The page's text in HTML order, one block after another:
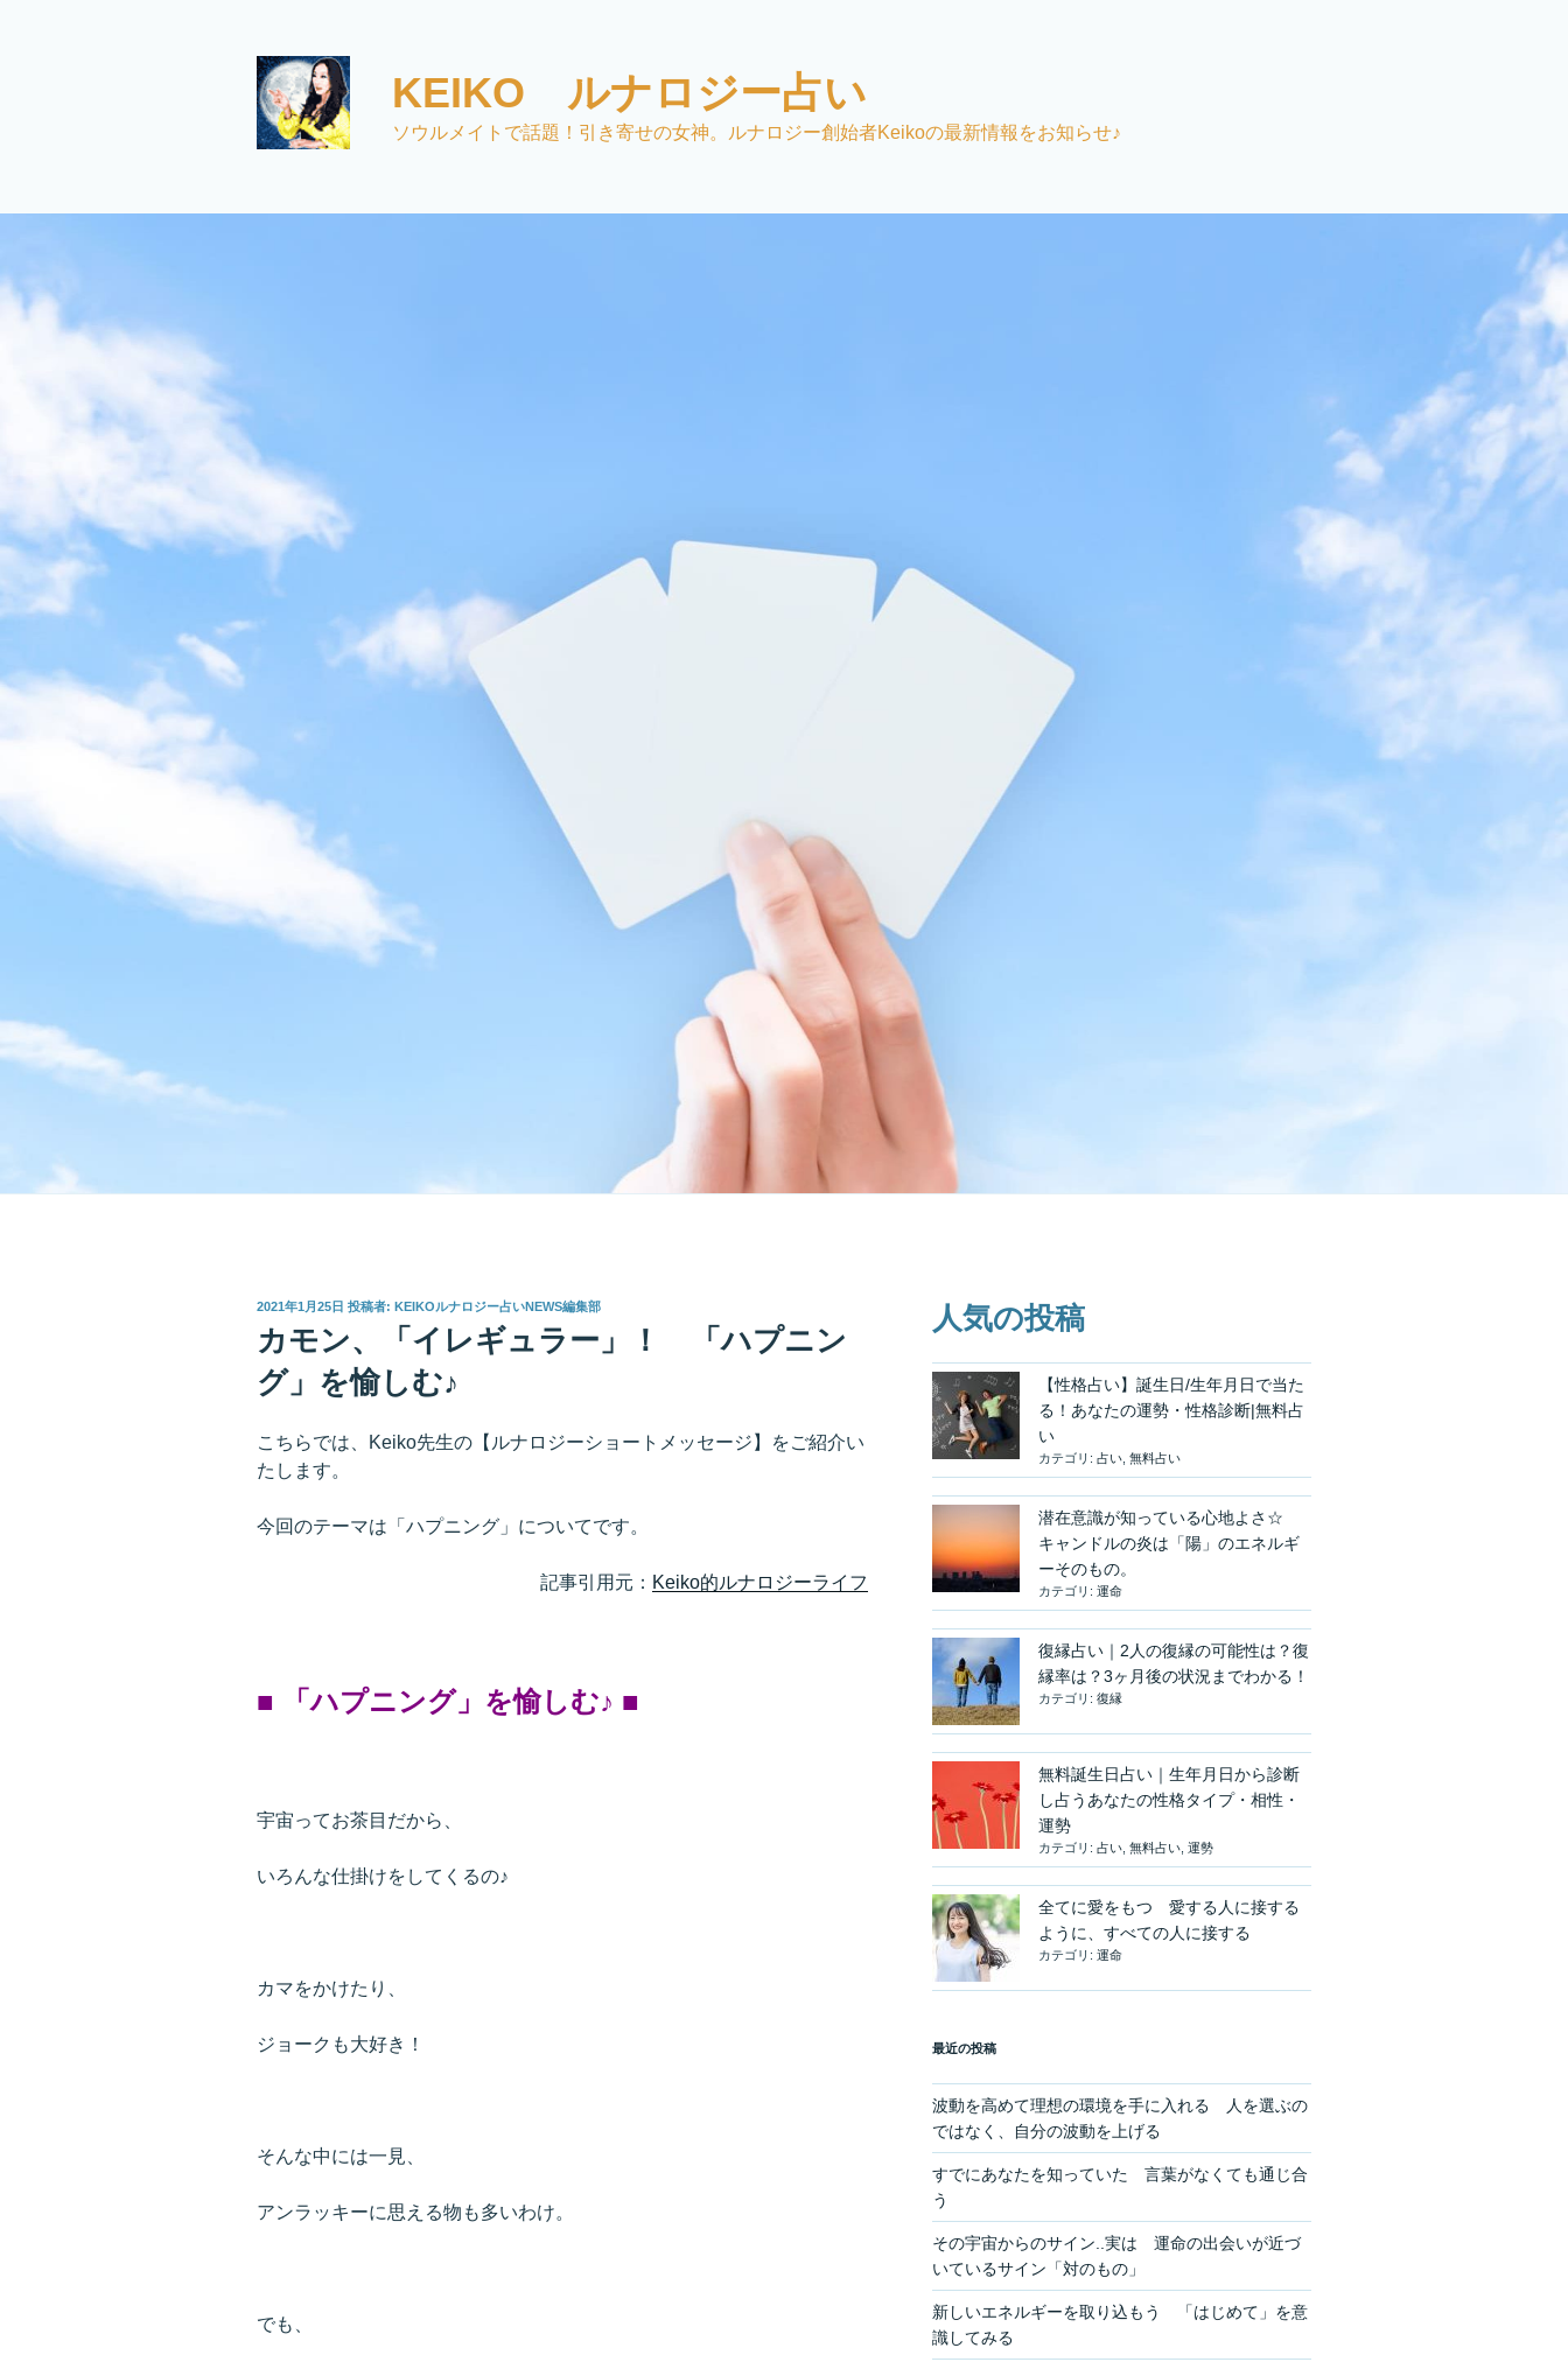
KEIKO ルナロジー占い
ソウルメイトで話題！引き寄せの女神。ルナロジー創始者Keikoの最新情報をお知らせ♪
投
日:
2021年1月25日 投稿者: KEIKOルナロジー占いNEWS編集部
カモン、「イレギュラー」！ 「ハプニン
グ」を愉しむ♪
こちらでは、Keiko先生の【ルナロジーショートメッセージ】をご紹介い
たします。
今回のテーマは「ハプニング」についてです。
記事引用元： Keiko的ルナロジーライフ
■ 「ハプニング」を愉しむ♪ ■
宇宙ってお茶目だから、
いろんな仕掛けをしてくるの♪
カマをかけたり、
ジョークも大好き！
そんな中には一見、
アンラッキーに思える物も多いわけ。
でも、
人気の投稿
【性格占い】誕生日/生年月日で当た
る！あなたの運勢・性格診断|無料占
い
カテゴリ: 占い, 無料占い
潜在意識が知っている心地よさ☆
キャンドルの炎は「陽」のエネルギ
ーそのもの。
カテゴリ: 運命
復縁占い｜2人の復縁の可能性は？復
縁率は？3ヶ月後の状況までわかる！
カテゴリ: 復縁
無料誕生日占い｜生年月日から診断
し占うあなたの性格タイプ・相性・
運勢
カテゴリ: 占い, 無料占い, 運勢
全てに愛をもつ 愛する人に接する
ように、すべての人に接する
カテゴリ: 運命
最近の投稿
波動を高めて理想の環境を手に入れる 人を選ぶの
ではなく、自分の波動を上げる
すでにあなたを知っていた 言葉がなくても通じ合
う
その宇宙からのサイン..実は 運命の出会いが近づ
いているサイン「対のもの」
新しいエネルギーを取り込もう 「はじめて」を意
識してみる